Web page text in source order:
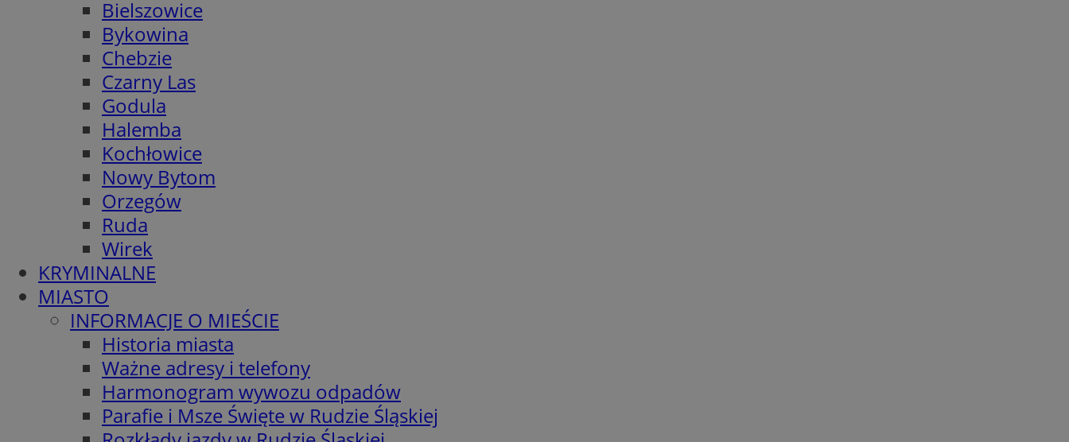
Bielszowice
Bykowina
Chebzie
Czarny Las
Godula
Halemba
Kochłowice
Nowy Bytom
Orzegów
Ruda
Wirek
KRYMINALNE
MIASTO
INFORMACJE O MIEŚCIE
Historia miasta
Ważne adresy i telefony
Harmonogram wywozu odpadów
Parafie i Msze Święte w Rudzie Śląskiej